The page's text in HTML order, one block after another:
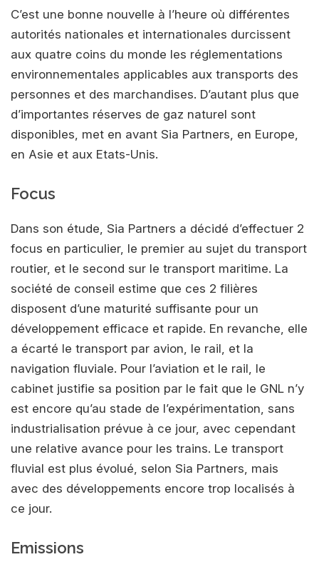
C’est une bonne nouvelle à l’heure où différentes
autorités nationales et internationales durcissent
aux quatre coins du monde les réglementations
environnementales applicables aux transports des
personnes et des marchandises. D’autant plus que
d’importantes réserves de gaz naturel sont
disponibles, met en avant Sia Partners, en Europe,
en Asie et aux Etats-Unis.
Focus
Dans son étude, Sia Partners a décidé d’effectuer 2
focus en particulier, le premier au sujet du transport
routier, et le second sur le transport maritime. La
société de conseil estime que ces 2 filières
disposent d’une maturité suffisante pour un
développement efficace et rapide. En revanche, elle
a écarté le transport par avion, le rail, et la
navigation fluviale. Pour l’aviation et le rail, le
cabinet justifie sa position par le fait que le GNL n’y
est encore qu’au stade de l’expérimentation, sans
industrialisation prévue à ce jour, avec cependant
une relative avance pour les trains. Le transport
fluvial est plus évolué, selon Sia Partners, mais
avec des développements encore trop localisés à
ce jour.
Emissions